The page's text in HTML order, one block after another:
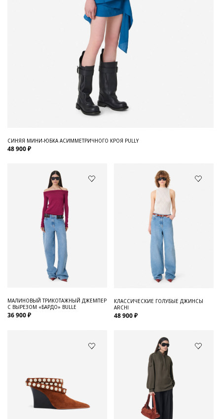
СИНЯЯ МИНИ-ЮБКА АСИММЕТРИЧНОГО КРОЯ PULLY
48 900 ₽
МАЛИНОВЫЙ ТРИКОТАЖНЫЙ ДЖЕМПЕР
С ВЫРЕЗОМ «БАРДО» BULLE
36 900 ₽
КЛАССИЧЕСКИЕ ГОЛУБЫЕ ДЖИНСЫ
ARCHI
48 900 ₽